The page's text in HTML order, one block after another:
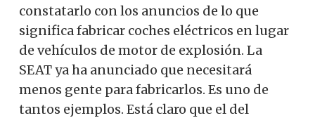
constatarlo con los anuncios de lo que
significa fabricar coches eléctricos en lugar
de vehículos de motor de explosión. La
SEAT ya ha anunciado que necesitará
menos gente para fabricarlos. Es uno de
tantos ejemplos. Está claro que el del